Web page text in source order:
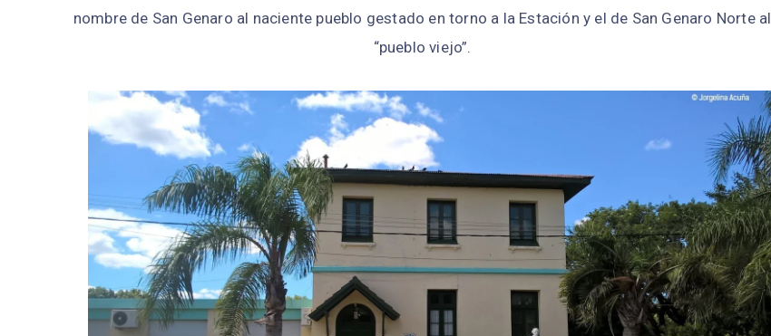
nombre de San Genaro al naciente pueblo gestado en torno a la Estación y el de San Genaro Norte al
“pueblo viejo”.